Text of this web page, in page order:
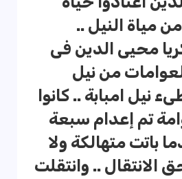
مياة النيل ..
محيى الدين فى
من نيل
نيل امبابة .. كانوا
تم إعدام سبعة
باتت متهالكة ولا
الانتقال .. وانتقلت